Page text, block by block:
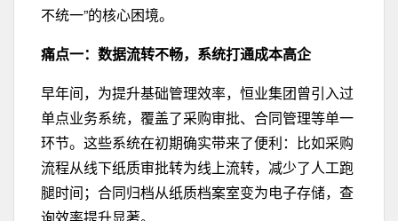
不统一”的核心困境。
痛点一：数据流转不畅，系统打通成本高企
早年间，为提升基础管理效率，恒业集团曾引入过
单点业务系统，覆盖了采购审批、合同管理等单一
环节。这些系统在初期确实带来了便利：比如采购
流程从线下纸质审批转为线上流转，减少了人工跑
腿时间；合同归档从纸质档案室变为电子存储，查